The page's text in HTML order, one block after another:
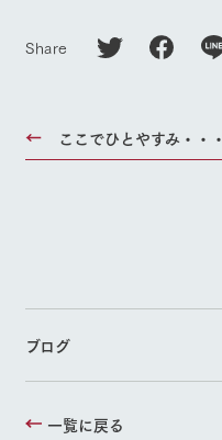
Share
ここでひとやすみ・・・
ブログ
一覧に戻る